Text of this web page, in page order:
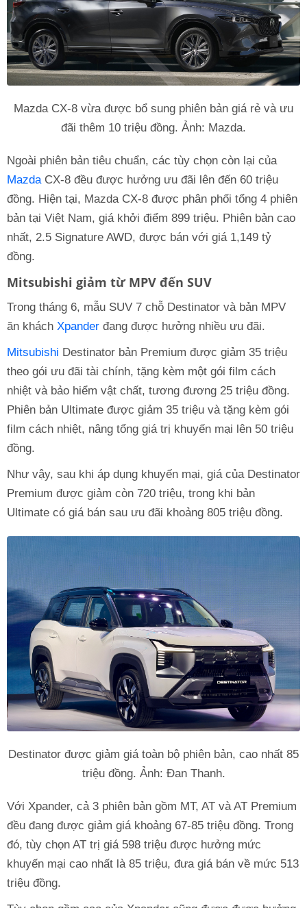
Mazda CX-8 vừa được bổ sung phiên bản giá rẻ và ưu
đãi thêm 10 triệu đồng. Ảnh: Mazda.
Ngoài phiên bản tiêu chuẩn, các tùy chọn còn lại của
MazdaCX-8 đều được hưởng ưu đãi lên đến 60 triệu
đồng. Hiện tại, Mazda CX-8 được phân phối tổng 4 phiên
bản tại Việt Nam, giá khởi điểm 899 triệu. Phiên bản cao
nhất, 2.5 Signature AWD, được bán với giá 1,149 tỷ
đồng.
Mitsubishi giảm từ MPV đến SUV
Trong tháng 6, mẫu SUV 7 chỗ Destinator và bản MPV
ăn khách Xpander đang được hưởng nhiều ưu đãi.
Mitsubishi Destinator bản Premium được giảm 35 triệu
theo gói ưu đãi tài chính, tặng kèm một gói film cách
nhiệt và bảo hiểm vật chất, tương đương 25 triệu đồng.
Phiên bản Ultimate được giảm 35 triệu và tặng kèm gói
film cách nhiệt, nâng tổng giá trị khuyến mại lên 50 triệu
đồng.
Như vậy, sau khi áp dụng khuyến mại, giá của Destinator
Premium được giảm còn 720 triệu, trong khi bản
Ultimate có giá bán sau ưu đãi khoảng 805 triệu đồng.
Destinator được giảm giá toàn bộ phiên bản, cao nhất 85
triệu đồng. Ảnh: Đan Thanh.
Với Xpander, cả 3 phiên bản gồm MT, AT và AT Premium
đều đang được giảm giá khoảng 67-85 triệu đồng. Trong
đó, tùy chọn AT trị giá 598 triệu được hưởng mức
khuyến mại cao nhất là 85 triệu, đưa giá bán về mức 513
triệu đồng.